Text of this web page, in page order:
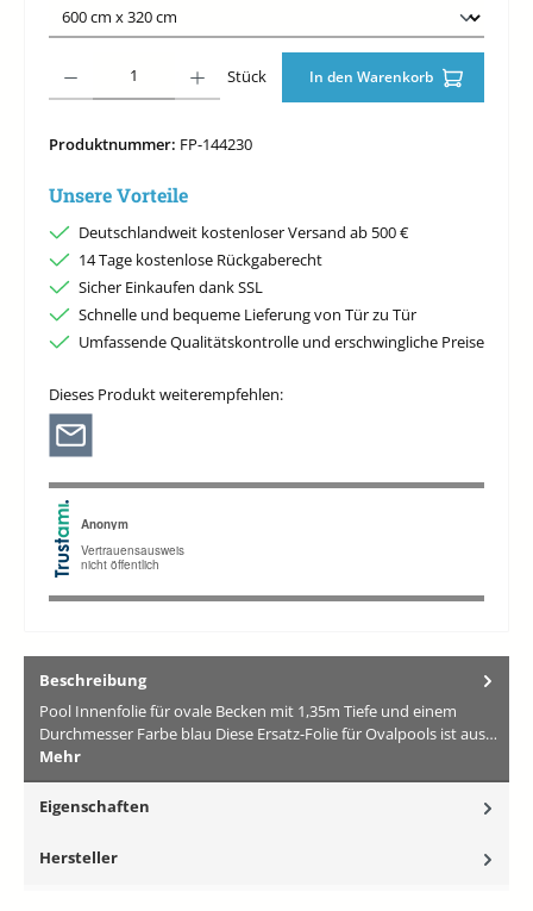
Stück In den Warenkorb
Produktnummer: FP-144230
Unsere Vorteile
Deutschlandweit kostenloser Versand ab 500 €
14 Tage kostenlose Rückgaberecht
Sicher Einkaufen dank SSL
Schnelle und bequeme Lieferung von Tür zu Tür
Umfassende Qualitätskontrolle und erschwingliche Preise
Dieses Produkt weiterempfehlen:
Beschreibung
Pool Innenfolie für ovale Becken mit 1,35m Tiefe und einem
Durchmesser Farbe blau Diese Ersatz-Folie für Ovalpools ist aus…
Mehr
Eigenschaften
Hersteller